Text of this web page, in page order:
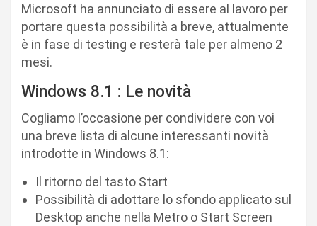
Microsoft ha annunciato di essere al lavoro per
portare questa possibilità a breve, attualmente
è in fase di testing e resterà tale per almeno 2
mesi.
Windows 8.1 : Le novità
Cogliamo l’occasione per condividere con voi
una breve lista di alcune interessanti novità
introdotte in Windows 8.1:
Il ritorno del tasto Start
Possibilità di adottare lo sfondo applicato sul
Desktop anche nella Metro o Start Screen